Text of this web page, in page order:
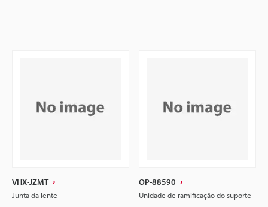
VHX-JZMT
Junta da lente
OP-88590
Unidade de ramificação do suporte